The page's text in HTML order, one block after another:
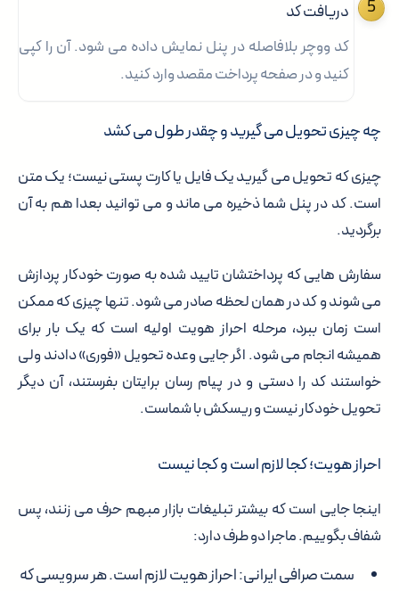
دریافت کد
کد ووچر بلافاصله در پنل نمایش داده می شود. آن را کپی
کنید و در صفحه پرداخت مقصد وارد کنید.
چه چیزی تحویل می گیرید و چقدر طول می کشد
چیزی که تحویل می گیرید یک فایل یا کارت پستی نیست؛ یک متن
است. کد در پنل شما ذخیره می ماند و می توانید بعدا هم به آن
برگردید.
سفارش هایی که پرداختشان تایید شده به صورت خودکار پردازش
می شوند و کد در همان لحظه صادر می شود. تنها چیزی که ممکن
است زمان ببرد، مرحله احراز هویت اولیه است که یک بار برای
همیشه انجام می شود. اگر جایی وعده تحویل «فوری» دادند ولی
خواستند کد را دستی و در پیام رسان برایتان بفرستند، آن دیگر
تحویل خودکار نیست و ریسکش با شماست.
احراز هویت؛ کجا لازم است و کجا نیست
اینجا جایی است که بیشتر تبلیغات بازار مبهم حرف می زنند، پس
شفاف بگوییم. ماجرا دو طرف دارد:
سمت صرافی ایرانی:احراز هویت لازم است. هر سرویسی که